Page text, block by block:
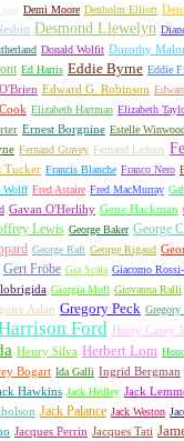
Demi Moore Denholm Elliott
Desmond Llewelyn
Donald Wolfit Dorothy
Ed Harris Eddie Byrne Eddie
Edward G. Robinson
Elizabeth Hartman Elizabeth
Ernest Borgnine Estelle
Fernand Gravey Fernand Ledoux
Tucker Francis Blanche Franco Nero
Wolff Fred Astaire Fred MacMurray
Gavan O'Herlihy Gene Hackman
Lewis George Baker George
George Raft George Rigaud
Gert Fröbe Gia Scala Giacomo
Giorgia Moll Giovanna Ralli
Aslan Gregory Peck Gregory
Ford Harry Carey
Henry Silva Herbert Lom
Bogart Ida Galli Ingrid Bergman
Hawkins Jack Hedley Jack
Jack Palance Jack Weston
Jacques Perrin Jacques Tati